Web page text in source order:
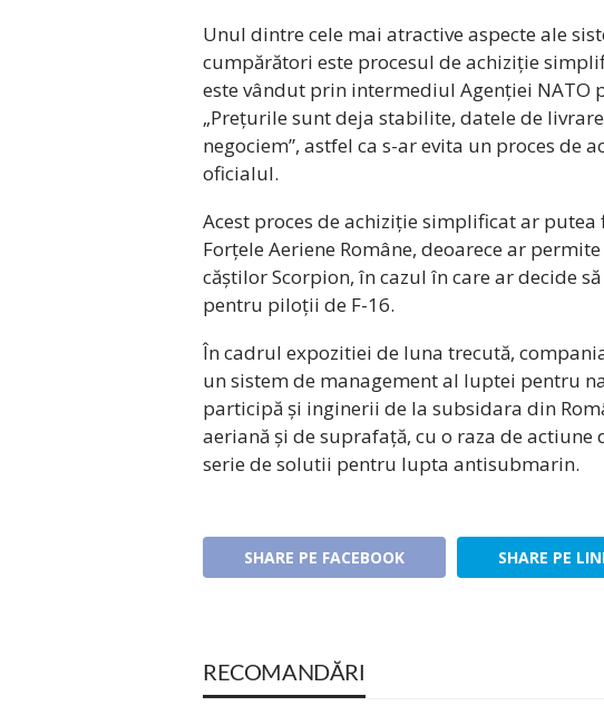
Unul dintre cele mai atractive aspecte ale
cumpărători este procesul de achiziție
este vândut prin intermediul Agenției NATO
„Prețurile sunt deja stabilite, datele de
negociem”, astfel ca s-ar evita un proces de
oficialul.
Acest proces de achiziție simplificat ar
Forțele Aeriene Române, deoarece ar
căștilor Scorpion, în cazul în care ar decide
pentru piloții de F-16.
În cadrul expozitiei de luna trecută,
un sistem de management al luptei pentru
participă și inginerii de la subsidara din
aeriană și de suprafață, cu o raza de
serie de solutii pentru lupta antisubmarin.
SHARE PE FACEBOOK SHARE PE
RECOMANDĂRI